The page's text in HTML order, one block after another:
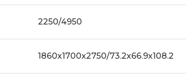
2250/4950
1860x1700x2750/73.2x66.9x108.2